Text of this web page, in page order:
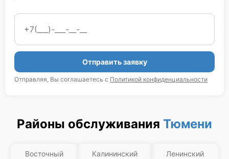
Отправить заявку
Отправляя, Вы соглашаетесь с Политикой конфиденциальности
Районы обслуживания Тюмени
Восточный Калининский Ленинский